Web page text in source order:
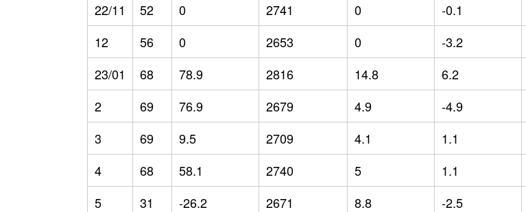
22/11
52 0 2741 0 -0.1
12
56 0 2653 0 -3.2
23/01
68 78.9 2816 14.8 6.2
2
69 76.9 2679 4.9 -4.9
3
69 9.5 2709 4.1 1.1
4
68 58.1 2740 5 1.1
5
31 -26.2 2671 8.8 -2.5